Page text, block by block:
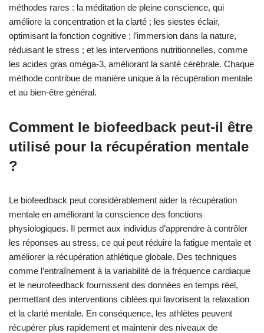
méthodes rares : la méditation de pleine conscience, qui
améliore la concentration et la clarté ; les siestes éclair,
optimisant la fonction cognitive ; l’immersion dans la nature,
réduisant le stress ; et les interventions nutritionnelles, comme
les acides gras oméga-3, améliorant la santé cérébrale. Chaque
méthode contribue de manière unique à la récupération mentale
et au bien-être général.
Comment le biofeedback peut-il être
utilisé pour la récupération mentale
?
Le biofeedback peut considérablement aider la récupération
mentale en améliorant la conscience des fonctions
physiologiques. Il permet aux individus d’apprendre à contrôler
les réponses au stress, ce qui peut réduire la fatigue mentale et
améliorer la récupération athlétique globale. Des techniques
comme l’entraînement à la variabilité de la fréquence cardiaque
et le neurofeedback fournissent des données en temps réel,
permettant des interventions ciblées qui favorisent la relaxation
et la clarté mentale. En conséquence, les athlètes peuvent
récupérer plus rapidement et maintenir des niveaux de